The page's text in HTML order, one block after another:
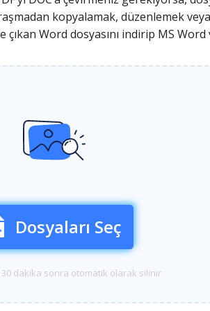
kopyalamak, düzenlemek
çıkan Word dosyasını indirip MS
Dosyaları Seç
dakika sonra otomatik olarak silinir